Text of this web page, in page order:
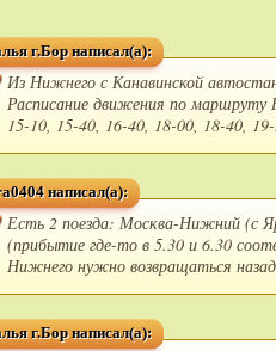
г.Бор написал(а):
Из Нижнего с Канавинской
Расписание движения по
15-10, 15-40, 16-40, 18-00, 18-40,
написал(а):
Есть 2 поезда: Москва-Нижний (с
(прибытие где-то в 5.30 и 6.30
Нижнего нужно возвращаться
г.Бор написал(а):